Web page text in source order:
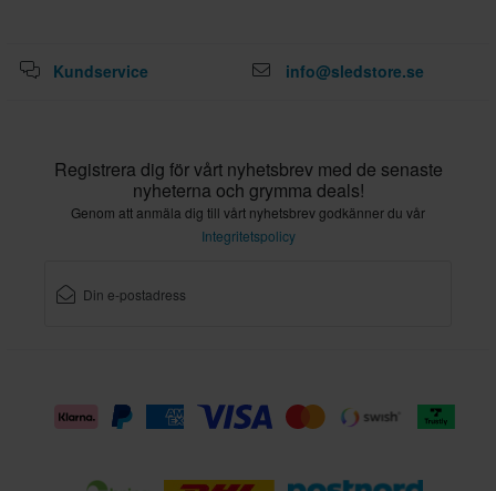
Kundservice info@sledstore.se
Registrera dig för vårt nyhetsbrev med de senaste
nyheterna och grymma deals!
Genom att anmäla dig till vårt nyhetsbrev godkänner du vår
Integritetspolicy